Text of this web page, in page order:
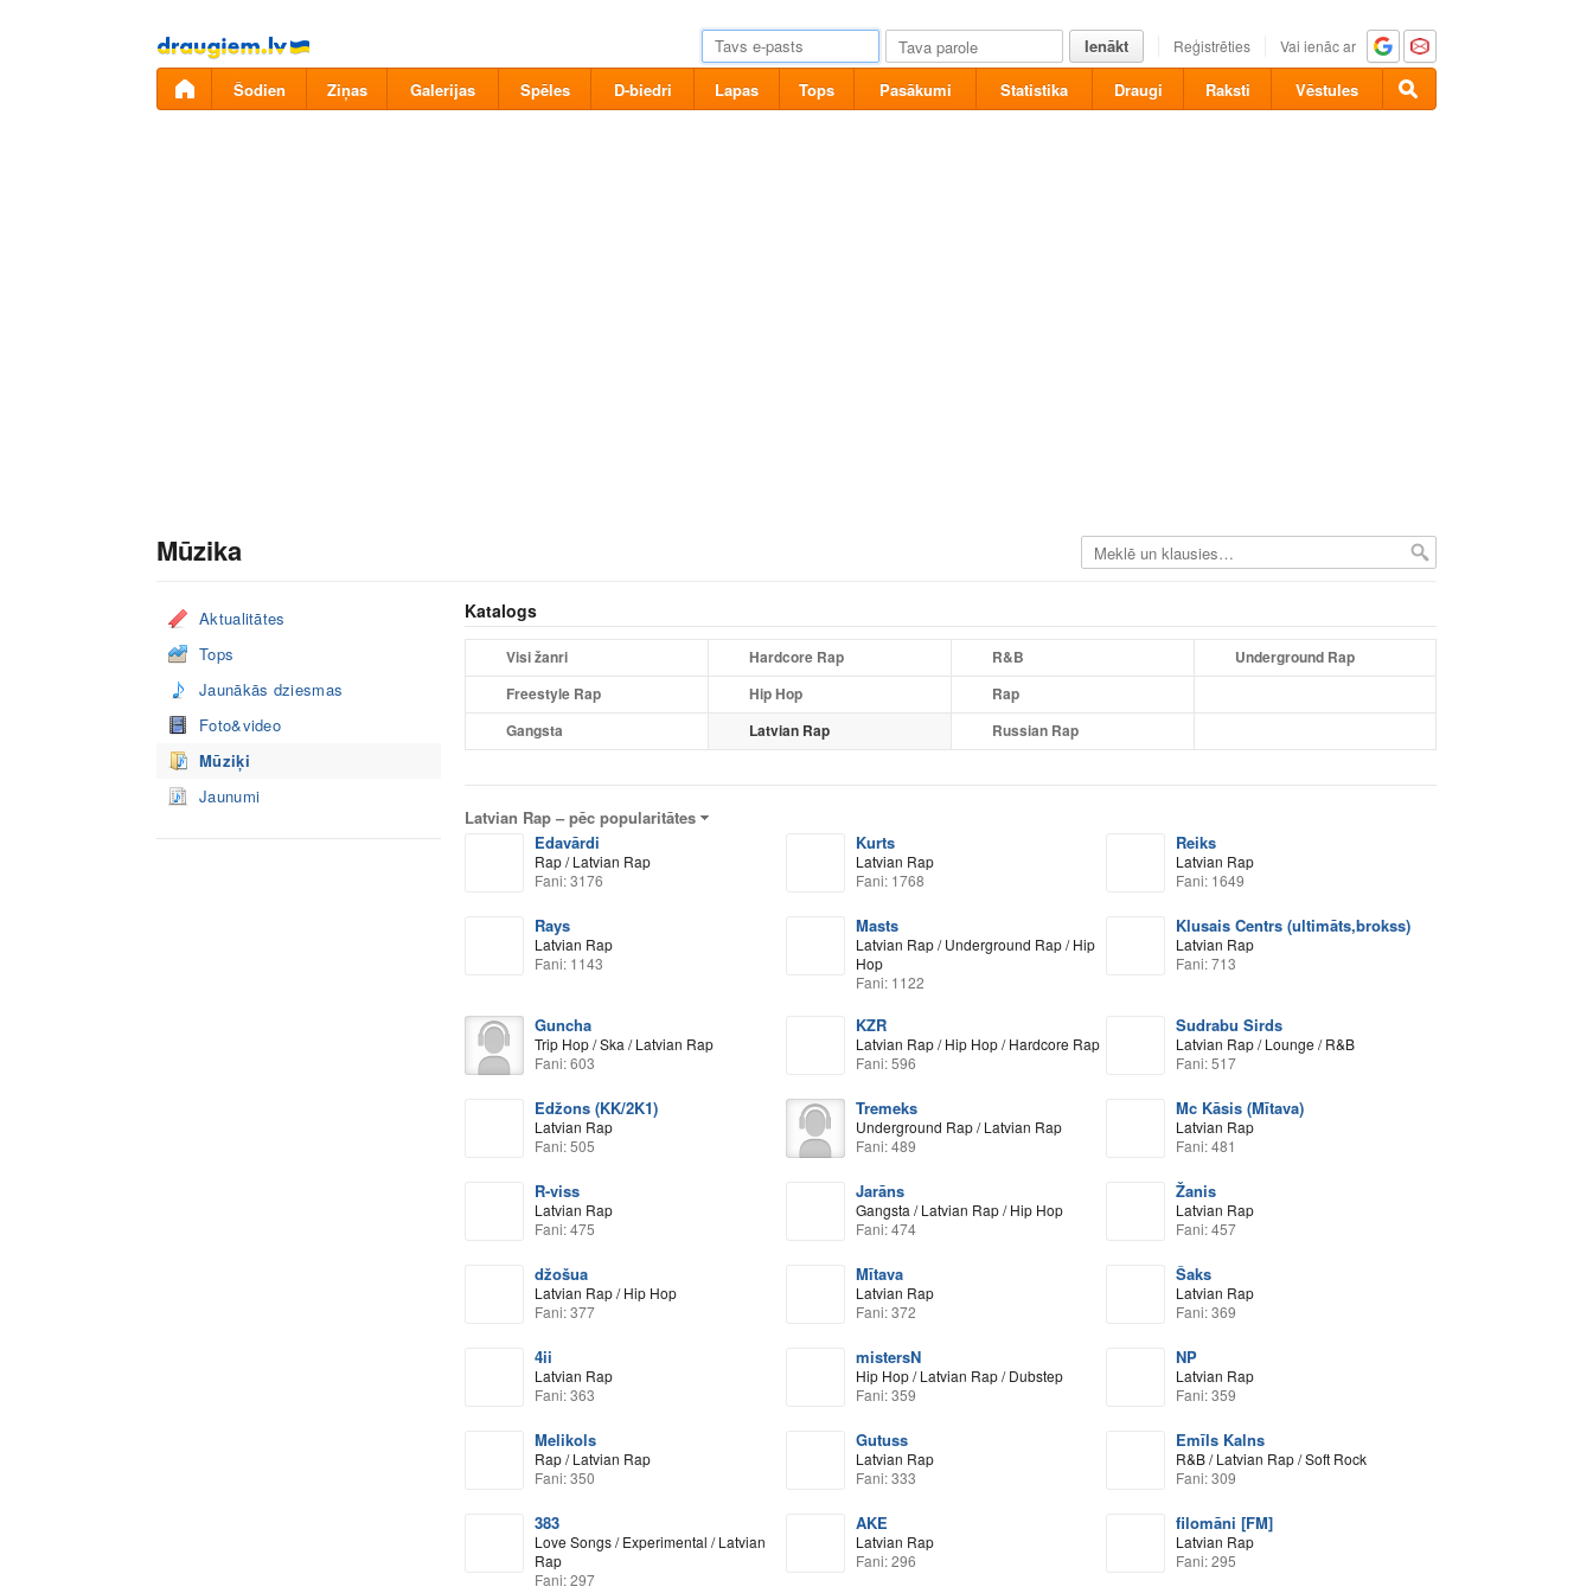
Pāriet
uz
saturu
Ienākt Reģistrēties Vai ienāc ar
Šodien Ziņas Galerijas Spēles D-biedri Lapas Tops Pasākumi Statistika Draugi Raksti Vēstules
Mūzika
Aktualitātes
Tops
Jaunākās dziesmas
Foto&video
Mūziķi
Jaunumi
Katalogs
Visi žanri Hardcore Rap R&B
Underground Rap
Freestyle Rap
Hip Hop
Rap
Gangsta
Latvian Rap Russian Rap
Latvian Rap –pēc popularitātes
Edavārdi
Rap / Latvian Rap
Fani: 3176
Kurts
Latvian Rap
Fani: 1768
Reiks
Latvian Rap
Fani: 1649
Rays
Latvian Rap
Fani: 1143
Masts
Latvian Rap / Underground Rap / Hip
Hop
Fani: 1122
Klusais Centrs (ultimāts,brokss)
Latvian Rap
Fani: 713
Guncha
Trip Hop / Ska / Latvian Rap
Fani: 603
KZR
Latvian Rap / Hip Hop / Hardcore Rap
Fani: 596
Sudrabu Sirds
Latvian Rap / Lounge / R&B
Fani: 517
Edžons (KK/2K1)
Latvian Rap
Fani: 505
Tremeks
Underground Rap / Latvian Rap
Fani: 489
Mc Kāsis (Mītava)
Latvian Rap
Fani: 481
R-viss
Latvian Rap
Fani: 475
Jarāns
Gangsta / Latvian Rap / Hip Hop
Fani: 474
Žanis
Latvian Rap
Fani: 457
džošua
Latvian Rap / Hip Hop
Fani: 377
Mītava
Latvian Rap
Fani: 372
Šaks
Latvian Rap
Fani: 369
4ii
Latvian Rap
Fani: 363
mistersN
Hip Hop / Latvian Rap / Dubstep
Fani: 359
NP
Latvian Rap
Fani: 359
Melikols
Rap / Latvian Rap
Fani: 350
Gutuss
Latvian Rap
Fani: 333
Emīls Kalns
R&B / Latvian Rap / Soft Rock
Fani: 309
383
Love Songs / Experimental / Latvian
Rap
Fani: 297
AKE
Latvian Rap
Fani: 296
filomāni [FM]
Latvian Rap
Fani: 295